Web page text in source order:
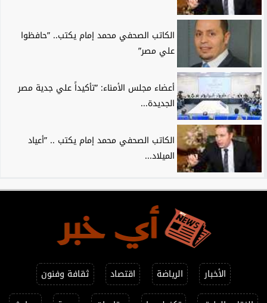
الكاتب الصحفي محمد إمام يكتب.. ”حافظوا
علي مصر”
أعضاء مجلس الأمناء: ”تأكيداً علي جدية مصر
الجديدة...
الكاتب الصحفي محمد إمام يكتب .. ”أعياد
الميلاد...
الأخبار الرياضة اقتصاد
ثقافة وفنون